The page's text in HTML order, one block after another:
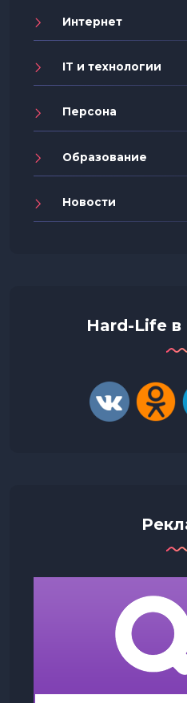
Интернет
IT и технологии
Персона
Образование
Новости
Hard-Life в